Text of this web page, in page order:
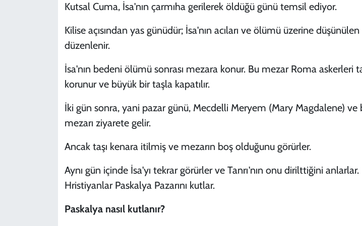
Kutsal Cuma, İsa'nın çarmıha gerilerek öldüğü günü temsil ediyor.
Kilise açısından yas günüdür; İsa'nın acıları ve ölümü üzerine
düzenlenir.
İsa'nın bedeni ölümü sonrası mezara konur. Bu mezar Roma askerleri
korunur ve büyük bir taşla kapatılır.
İki gün sonra, yani pazar günü, Mecdelli Meryem (Mary Magdalene) ve
mezarı ziyarete gelir.
Ancak taşı kenara itilmiş ve mezarın boş olduğunu görürler.
Aynı gün içinde İsa'yı tekrar görürler ve Tanrı'nın onu dirilttiğini
Hristiyanlar Paskalya Pazarını kutlar.
Paskalya nasıl kutlanır?